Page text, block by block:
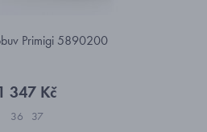
Primigi 5890200
347 Kč
36 37